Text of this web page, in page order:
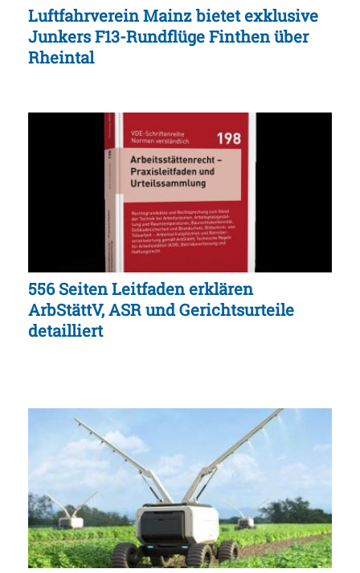
Luftfahrverein Mainz bietet exklusive
Junkers F13-Rundflüge Finthen über
Rheintal
556 Seiten Leitfaden erklären
ArbStättV, ASR und Gerichtsurteile
detailliert